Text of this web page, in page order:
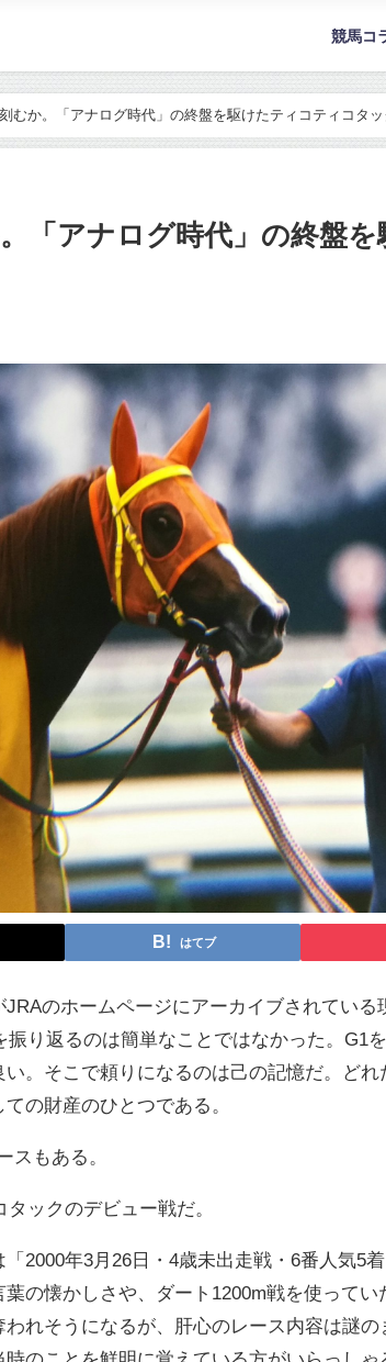
競馬コ
むか。「アナログ時代」の終盤を駆けたティコティコタッ
「アナログ時代」の終盤
はてブ
のホームページにアーカイブされてい
り返るのは簡単なことではなかった。G1
。そこで頼りになるのは己の記憶だ。ど
の財産のひとつである。
スもある。
ックのデビュー戦だ。
2000年3月26日・4歳未出走戦・6番人気5
の懐かしさや、ダート1200m戦を使って
れそうになるが、肝心のレース内容は謎